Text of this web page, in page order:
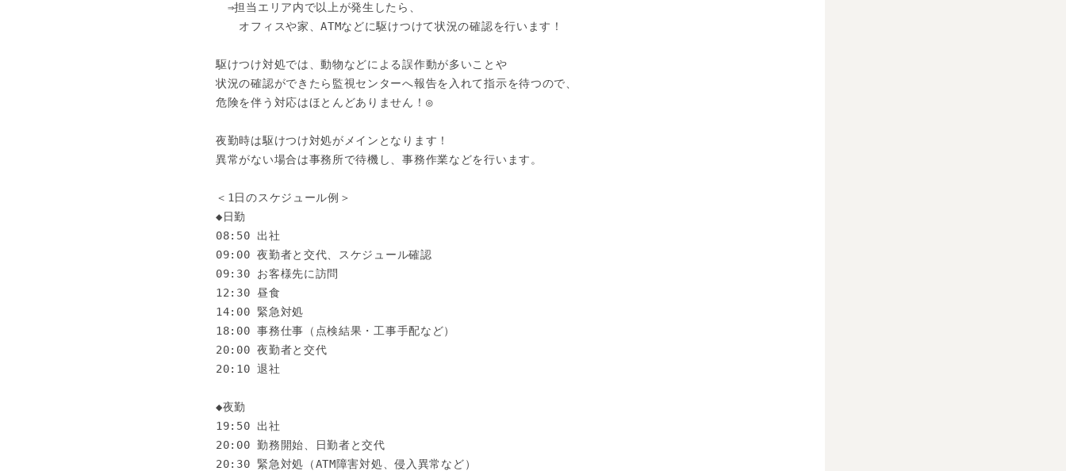
⇒担当エリア内で以上が発生したら、
オフィスや家、ATMなどに駆けつけて状況の確認を行います！
駆けつけ対処では、動物などによる誤作動が多いことや
状況の確認ができたら監視センターへ報告を入れて指示を待つので、
危険を伴う対応はほとんどありません！◎
夜勤時は駆けつけ対処がメインとなります！
異常がない場合は事務所で待機し、事務作業などを行います。
＜1日のスケジュール例＞
◆日勤
08:50 出社
09:00 夜勤者と交代、スケジュール確認
09:30 お客様先に訪問
12:30 昼食
14:00 緊急対処
18:00 事務仕事（点検結果・工事手配など）
20:00 夜勤者と交代
20:10 退社
◆夜勤
19:50 出社
20:00 勤務開始、日勤者と交代
20:30 緊急対処（ATM障害対処、侵入異常など）